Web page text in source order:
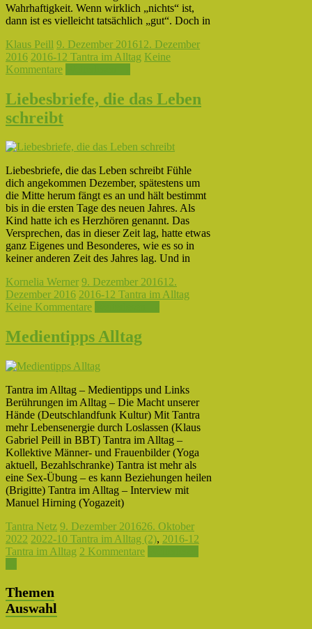
Wahrhaftigkeit. Wenn wirklich „nichts“ ist,
dann ist es vielleicht tatsächlich „gut“. Doch in
Klaus Peill 9. Dezember 201612. Dezember
2016 2016-12 Tantra im Alltag Keine
Kommentare
Liebesbriefe, die das Leben
schreibt
Liebesbriefe, die das Leben schreibt Fühle
dich angekommen Dezember, spätestens um
die Mitte herum fängt es an und hält bestimmt
bis in die ersten Tage des neuen Jahres. Als
Kind hatte ich es Herzhören genannt. Das
Versprechen, das in dieser Zeit lag, hatte etwas
ganz Eigenes und Besonderes, wie es so in
keiner anderen Zeit des Jahres lag. Und in
Kornelia Werner 9. Dezember 201612.
Dezember 2016 2016-12 Tantra im Alltag
Keine Kommentare
Medientipps Alltag
Tantra im Alltag – Medientipps und Links
Berührungen im Alltag – Die Macht unserer
Hände (Deutschlandfunk Kultur) Mit Tantra
mehr Lebensenergie durch Loslassen (Klaus
Gabriel Peill in BBT) Tantra im Alltag –
Kollektive Männer- und Frauenbilder (Yoga
aktuell, Bezahlschranke) Tantra ist mehr als
eine Sex-Übung – es kann Beziehungen heilen
(Brigitte) Tantra im Alltag – Interview mit
Manuel Hirning (Yogazeit)
Tantra Netz 9. Dezember 201626. Oktober
2022 2022-10 Tantra im Alltag (2), 2016-12
Tantra im Alltag 2 Kommentare
Themen
Auswahl